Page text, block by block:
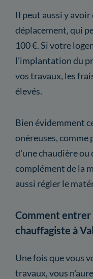
Il peut aussi y
déplacement, qui
100 €. Si votre
l'implantation du
vos travaux, les
élevés.
Bien évidemment
onéreuses,
d'une chaudière ou
complément de la
aussi régler le
Comment entrer
chauffagiste à
Une fois que vous
travaux, vous